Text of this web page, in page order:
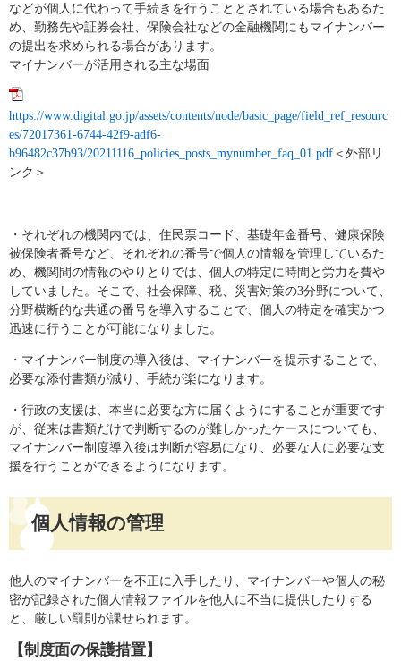
などが個人に代わって手続きを行うこととされている場合もあるた
め、勤務先や証券会社、保険会社などの金融機関にもマイナンバー
の提出を求められる場合があります。
マイナンバーが活用される主な場面
https://www.digital.go.jp/assets/contents/node/basic_page/field_ref_resourc
es/72017361-6744-42f9-adf6-
b96482c37b93/20211116_policies_posts_mynumber_faq_01.pdf ＜外部リ
ンク＞
・それぞれの機関内では、住民票コード、基礎年金番号、健康保険
被保険者番号など、それぞれの番号で個人の情報を管理しているた
め、機関間の情報のやりとりでは、個人の特定に時間と労力を費や
していました。そこで、社会保障、税、災害対策の3分野について、
分野横断的な共通の番号を導入することで、個人の特定を確実かつ
迅速に行うことが可能になりました。
・マイナンバー制度の導入後は、マイナンバーを提示することで、
必要な添付書類が減り、手続が楽になります。
・行政の支援は、本当に必要な方に届くようにすることが重要です
が、従来は書類だけで判断するのが難しかったケースについても、
マイナンバー制度導入後は判断が容易になり、必要な人に必要な支
援を行うことができるようになります。
個人情報の管理
他人のマイナンバーを不正に入手したり、マイナンバーや個人の秘
密が記録された個人情報ファイルを他人に不当に提供したりする
と、厳しい罰則が課せられます。
【制度面の保護措置】